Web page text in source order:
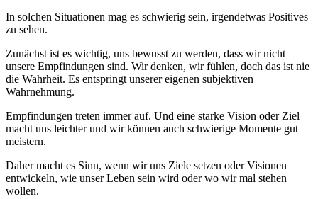
In solchen Situationen mag es schwierig sein, irgendetwas Positives
zu sehen.
Zunächst ist es wichtig, uns bewusst zu werden, dass wir nicht
unsere Empfindungen sind. Wir denken, wir fühlen, doch das ist nie
die Wahrheit. Es entspringt unserer eigenen subjektiven
Wahrnehmung.
Empfindungen treten immer auf. Und eine starke Vision oder Ziel
macht uns leichter und wir können auch schwierige Momente gut
meistern.
Daher macht es Sinn, wenn wir uns Ziele setzen oder Visionen
entwickeln, wie unser Leben sein wird oder wo wir mal stehen
wollen.